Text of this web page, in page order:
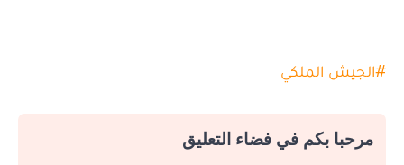
#الجيش الملكي
مرحبا بكم في فضاء التعليق